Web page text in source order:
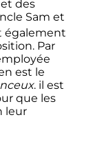
des
Sam et
également
Par
est le
. il est
que les
leur